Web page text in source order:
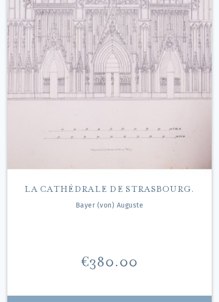
LA CATHÉDRALE DE STRASBOURG.
Bayer (von) Auguste
Price
€380.00